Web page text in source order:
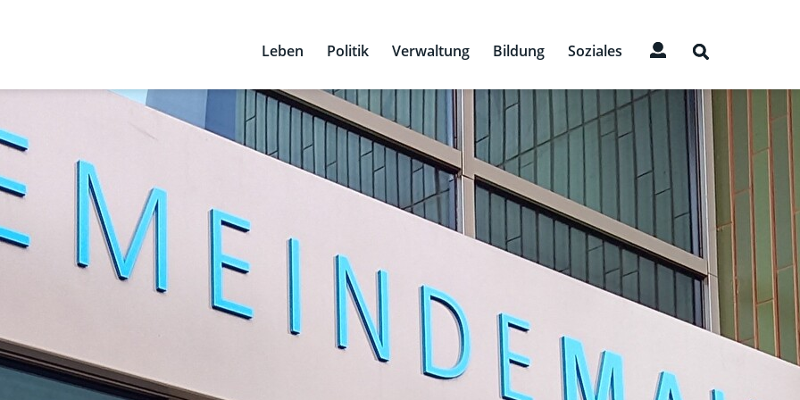
Leben Politik Verwaltung Bildung Soziales